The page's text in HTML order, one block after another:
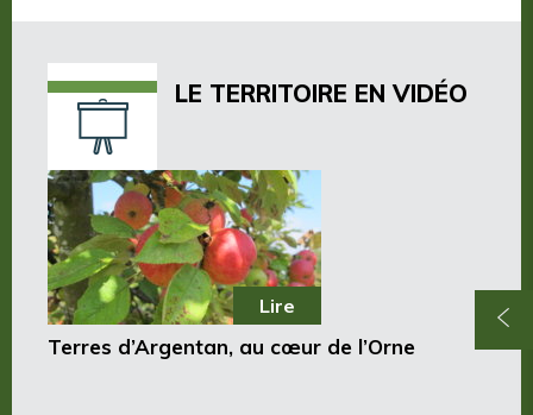
LE TERRITOIRE EN VIDÉO
Lire
Terres d’Argentan, au cœur de l’Orne